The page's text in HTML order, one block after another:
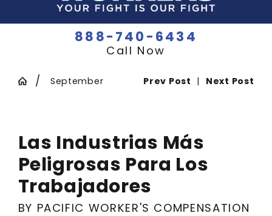
888-740-6434
Call Now
September Prev Post | Next Post
Las Industrias Más
Peligrosas Para Los
Trabajadores
BY PACIFIC WORKER'S COMPENSATION